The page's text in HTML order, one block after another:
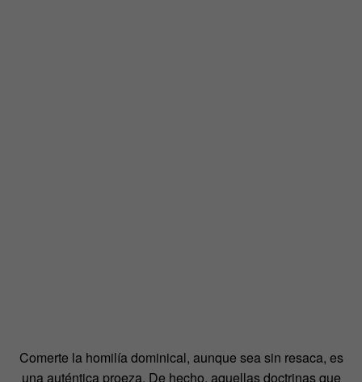
Comerte la homilía dominical, aunque sea sin resaca, es
una auténtica proeza. De hecho, aquellas doctrinas que